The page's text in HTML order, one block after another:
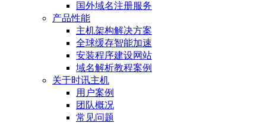
国外域名注册服务
产品性能
主机架构解决方案
全球缓存智能加速
安装程序建设网站
域名解析教程案例
关于时讯主机
用户案例
团队概况
常见问题